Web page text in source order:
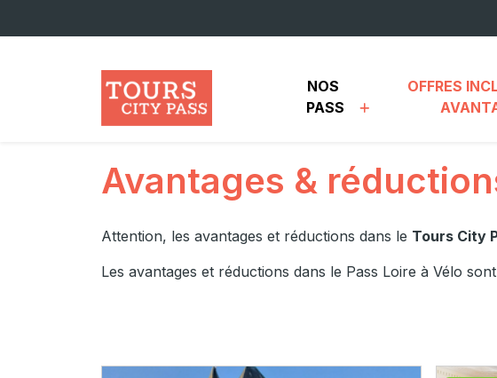
NOS
PASS
OFFRES
Avantages &
Attention, les avantages et réductions dans le Tours City
Les avantages et réductions dans le Pass Loire à Vélo